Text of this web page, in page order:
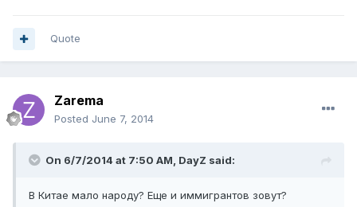
Quote
Zarema
Posted June 7, 2014
On 6/7/2014 at 7:50 AM, DayZ said:
В Китае мало народу? Еще и иммигрантов зовут?